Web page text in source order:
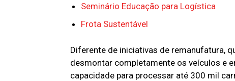
Seminário Educação para Logística
Frota Sustentável
Diferente de iniciativas de remanufatura,
desmontar completamente os veículos e
capacidade para processar até 300 mil